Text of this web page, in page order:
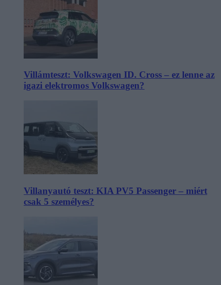
Villámteszt: Volkswagen ID. Cross – ez lenne az
igazi elektromos Volkswagen?
Villanyautó teszt: KIA PV5 Passenger – miért
csak 5 személyes?